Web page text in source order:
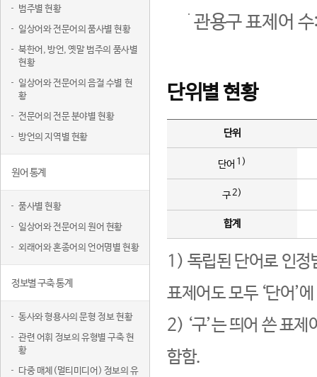
범주별 현황
일상어와 전문어의 품사별 현황
북한어, 방언, 옛말 범주의 품사별
현황
일상어와 전문어의 음절 수별 현
황
전문어의 전문 분야별 현황
방언의 지역별 현황
원어 통계
품사별 현황
일상어와 전문어의 원어 현황
외래어와 혼종어의 언어명별 현황
정보별 구축 통계
동사와 형용사의 문형 정보 현황
관련 어휘 정보의 유형별 구축 현
황
다중 매체(멀티미디어) 정보의 유
관용구 표제어
단위별 현황
단위
단어 1)
구2)
합계
1) 독립된 단어로 인정
표제어도 모두 ‘단어’
2) ‘구’는 띄어 쓴 표
함함.